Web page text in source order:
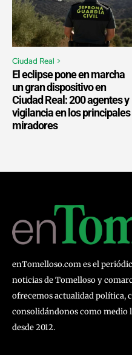
Ciudad Real >
El eclipse pone en marcha
un gran dispositivo en
Ciudad Real: 200 agentes y
vigilancia en los principales
miradores
enTomelloso.com es el
noticias de Tomelloso y
ofrecemos actualidad política,
consolidándonos como medio
desde 2012.